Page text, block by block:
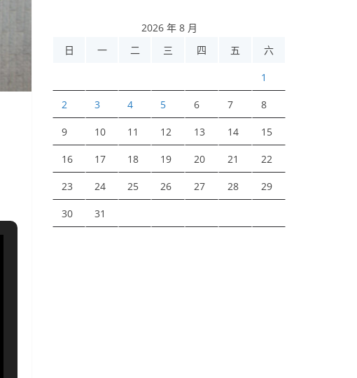
2026 年 8 月
日
一 二 三 四 五 六
1
2 3 4 5 6 7 8
9 10 11 12 13 14 15
16 17 18 19 20 21 22
23 24 25 26 27 28 29
30 31